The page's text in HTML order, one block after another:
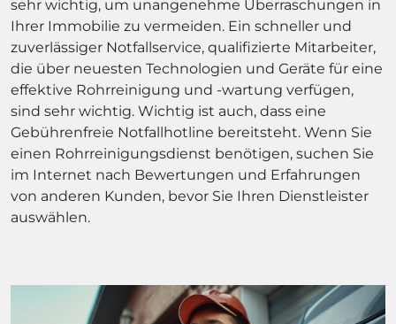
sehr wichtig, um unangenehme Überraschungen in
Ihrer Immobilie zu vermeiden. Ein schneller und
zuverlässiger Notfallservice, qualifizierte Mitarbeiter,
die über neuesten Technologien und Geräte für eine
effektive Rohrreinigung und -wartung verfügen,
sind sehr wichtig. Wichtig ist auch, dass eine
Gebührenfreie Notfallhotline bereitsteht. Wenn Sie
einen Rohrreinigungsdienst benötigen, suchen Sie
im Internet nach Bewertungen und Erfahrungen
von anderen Kunden, bevor Sie Ihren Dienstleister
auswählen.